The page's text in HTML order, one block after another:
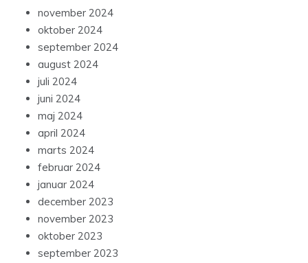
november 2024
oktober 2024
september 2024
august 2024
juli 2024
juni 2024
maj 2024
april 2024
marts 2024
februar 2024
januar 2024
december 2023
november 2023
oktober 2023
september 2023